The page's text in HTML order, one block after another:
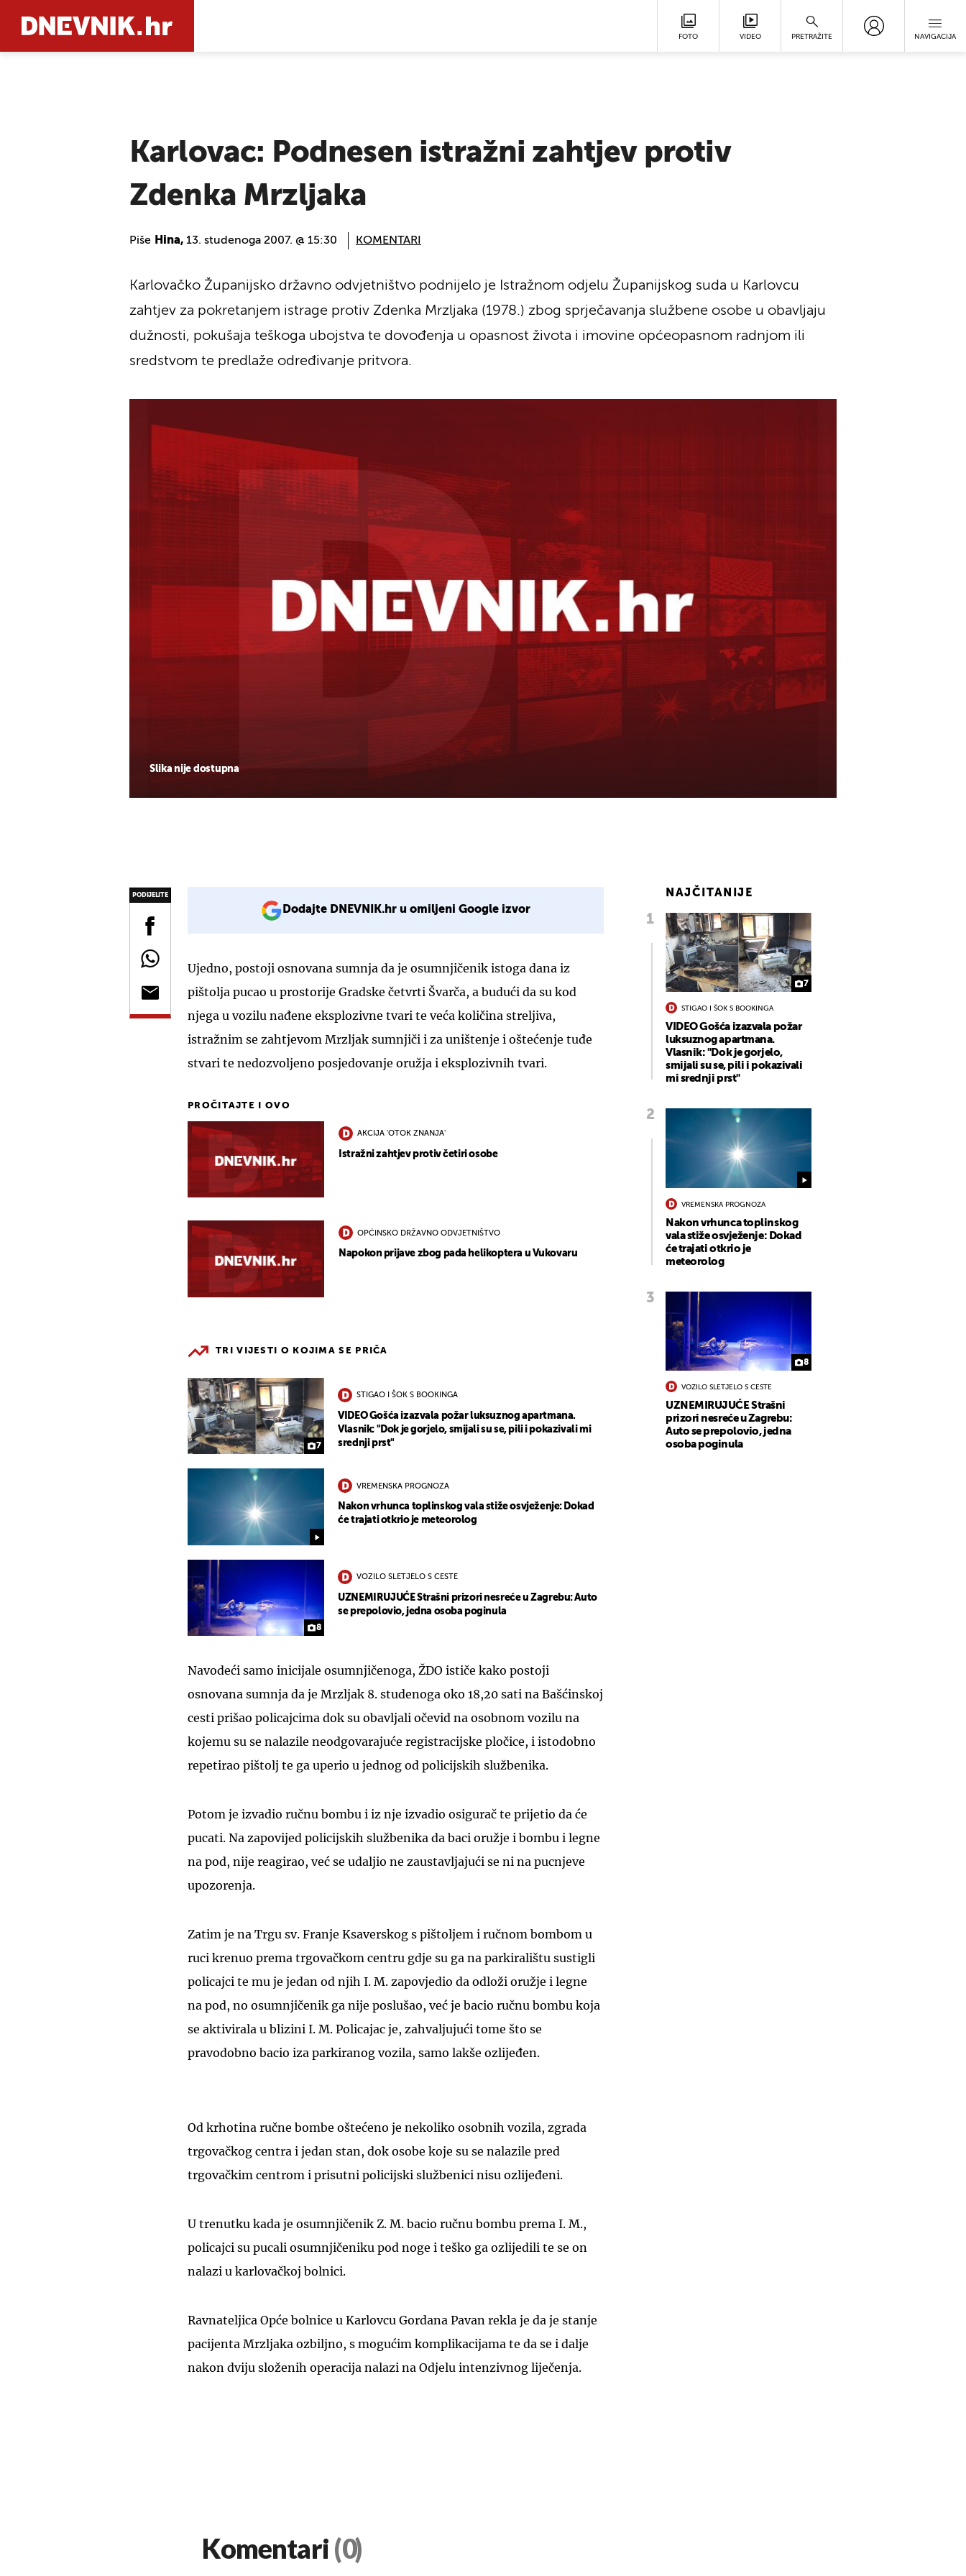
FOTO VIDEO PRETRAŽITE NAVIGACIJA
Karlovac: Podnesen istražni zahtjev protiv
Zdenka Mrzljaka
Piše Hina, 13. studenoga 2007. @ 15:30 KOMENTARI
Slika nije dostupna
Karlovačko Županijsko državno odvjetništvo podnijelo je Istražnom odjelu Županijskog suda u Karlovcu
zahtjev za pokretanjem istrage protiv Zdenka Mrzljaka (1978.) zbog sprječavanja službene osobe u obavljaju
dužnosti, pokušaja teškoga ubojstva te dovođenja u opasnost života i imovine općeopasnom radnjom ili
sredstvom te predlaže određivanje pritvora.
PODIJELITE
Dodajte DNEVNIK.hr u omiljeni Google izvor
Ujedno, postoji osnovana sumnja da je osumnjičenik istoga dana iz
pištolja pucao u prostorije Gradske četvrti Švarča, a budući da su kod
njega u vozilu nađene eksplozivne tvari te veća količina streljiva,
istražnim se zahtjevom Mrzljak sumnjiči i za uništenje i oštećenje tuđe
stvari te nedozvoljeno posjedovanje oružja i eksplozivnih tvari.
PROČITAJTE I OVO
AKCIJA 'OTOK ZNANJA'
Istražni zahtjev protiv četiri osobe
OPĆINSKO DRŽAVNO ODVJETNIŠTVO
Napokon prijave zbog pada helikoptera u Vukovaru
TRI VIJESTI O KOJIMA SE PRIČA
7
STIGAO I ŠOK S BOOKINGA
VIDEO Gošća izazvala požar luksuznog apartmana.
Vlasnik: "Dok je gorjelo, smijali su se, pili i pokazivali mi
srednji prst"
VREMENSKA PROGNOZA
Nakon vrhunca toplinskog vala stiže osvježenje: Dokad
će trajati otkrio je meteorolog
8
VOZILO SLETJELO S CESTE
UZNEMIRUJUĆE Strašni prizori nesreće u Zagrebu: Auto
se prepolovio, jedna osoba poginula
Navodeći samo inicijale osumnjičenoga, ŽDO ističe kako postoji
osnovana sumnja da je Mrzljak 8. studenoga oko 18,20 sati na Bašćinskoj
cesti prišao policajcima dok su obavljali očevid na osobnom vozilu na
kojemu su se nalazile neodgovarajuće registracijske pločice, i istodobno
repetirao pištolj te ga uperio u jednog od policijskih službenika.
Potom je izvadio ručnu bombu i iz nje izvadio osigurač te prijetio da će
pucati. Na zapovijed policijskih službenika da baci oružje i bombu i legne
na pod, nije reagirao, već se udaljio ne zaustavljajući se ni na pucnjeve
upozorenja.
Zatim je na Trgu sv. Franje Ksaverskog s pištoljem i ručnom bombom u
ruci krenuo prema trgovačkom centru gdje su ga na parkiralištu sustigli
policajci te mu je jedan od njih I. M. zapovjedio da odloži oružje i legne
na pod, no osumnjičenik ga nije poslušao, već je bacio ručnu bombu koja
se aktivirala u blizini I. M. Policajac je, zahvaljujući tome što se
pravodobno bacio iza parkiranog vozila, samo lakše ozlijeđen.
Od krhotina ručne bombe oštećeno je nekoliko osobnih vozila, zgrada
trgovačkog centra i jedan stan, dok osobe koje su se nalazile pred
trgovačkim centrom i prisutni policijski službenici nisu ozlijeđeni.
U trenutku kada je osumnjičenik Z. M. bacio ručnu bombu prema I. M.,
policajci su pucali osumnjičeniku pod noge i teško ga ozlijedili te se on
nalazi u karlovačkoj bolnici.
Ravnateljica Opće bolnice u Karlovcu Gordana Pavan rekla je da je stanje
pacijenta Mrzljaka ozbiljno, s mogućim komplikacijama te da se i dalje
nakon dviju složenih operacija nalazi na Odjelu intenzivnog liječenja.
NAJČITANIJE
7
STIGAO I ŠOK S BOOKINGA
VIDEO Gošća izazvala požar
luksuznog apartmana.
Vlasnik: "Dok je gorjelo,
smijali su se, pili i pokazivali
mi srednji prst"
VREMENSKA PROGNOZA
Nakon vrhunca toplinskog
vala stiže osvježenje: Dokad
će trajati otkrio je
meteorolog
8
VOZILO SLETJELO S CESTE
UZNEMIRUJUĆE Strašni
prizori nesreće u Zagrebu:
Auto se prepolovio, jedna
osoba poginula
Komentari (0)